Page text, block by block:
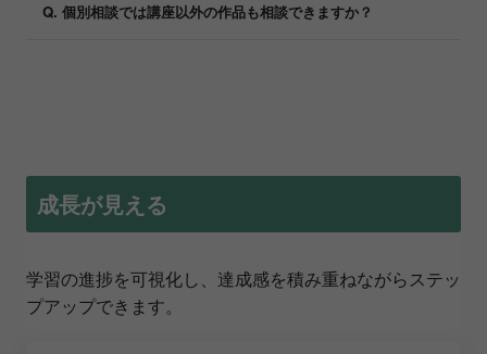
Q. 個別相談では講座以外の作品も相談できますか？
成長が見える
学習の進捗を可視化し、達成感を積み重ねながらステッ
プアップできます。